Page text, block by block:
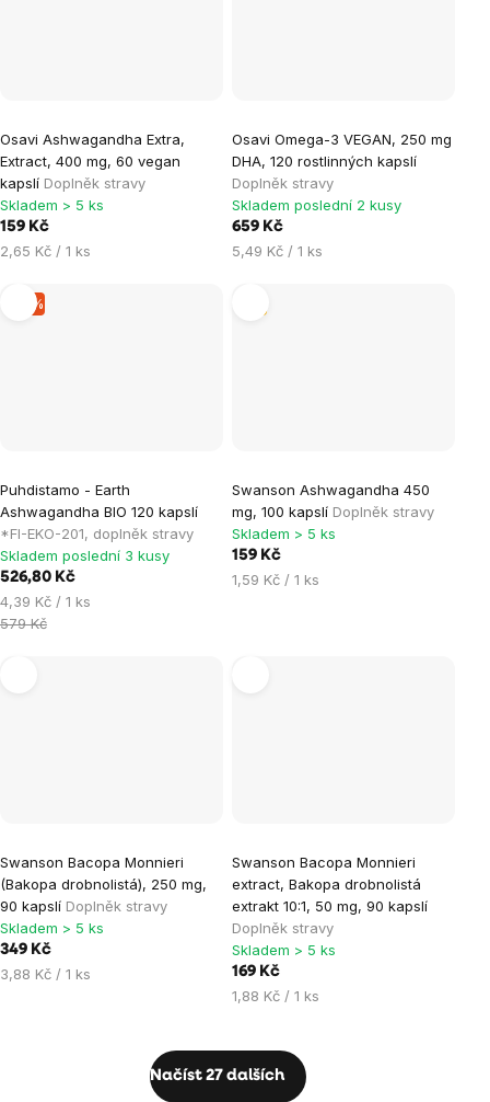
Osavi Ashwagandha Extra,
Extract, 400 mg, 60 vegan
kapslí Doplněk stravy
Skladem > 5 ks
159 Kč
Měrná
2,65 Kč / 1 ks
Osavi Omega-3 VEGAN, 250 mg
DHA, 120 rostlinných kapslí
Doplněk stravy
Skladem poslední 2 kusy
659 Kč
Měrná
5,49 Kč / 1 ks
–9 %
Puhdistamo - Earth
Ashwagandha BIO 120 kapslí
*FI-EKO-201, doplněk stravy
Skladem poslední 3 kusy
526,80 Kč
Měrná
cena:
4,39 Kč / 1 ks
579 Kč
Swanson Ashwagandha 450
mg, 100 kapslí Doplněk stravy
Skladem > 5 ks
159 Kč
Měrná
1,59 Kč / 1 ks
Swanson Bacopa Monnieri
(Bakopa drobnolistá), 250 mg,
90 kapslí Doplněk stravy
Skladem > 5 ks
349 Kč
Měrná
3,88 Kč / 1 ks
Swanson Bacopa Monnieri
extract, Bakopa drobnolistá
extrakt 10:1, 50 mg, 90 kapslí
Doplněk stravy
Skladem > 5 ks
169 Kč
Měrná
1,88 Kč / 1 ks
Ovládací
Načíst 27 dalších